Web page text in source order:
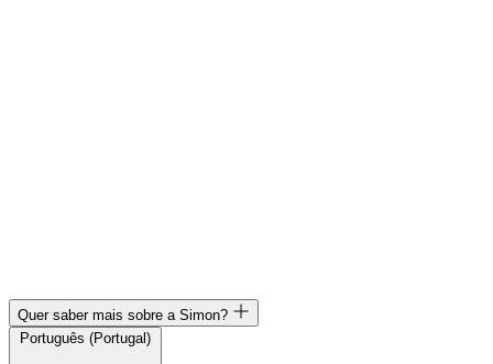
Quer saber mais sobre a Simon?